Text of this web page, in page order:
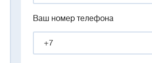
Ваш номер телефона